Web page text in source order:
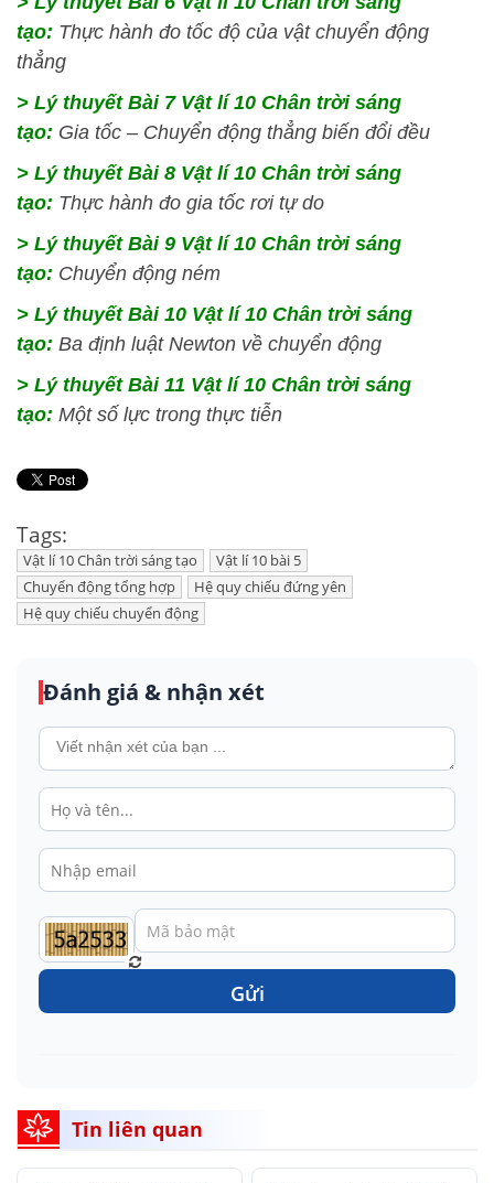
tạo: Thực hành đo tốc độ của vật chuyển động
thẳng
> Lý thuyết Bài 7 Vật lí 10 Chân trời sáng
tạo: Gia tốc – Chuyển động thẳng biến đổi đều
> Lý thuyết Bài 8 Vật lí 10 Chân trời sáng
tạo: Thực hành đo gia tốc rơi tự do
> Lý thuyết Bài 9 Vật lí 10 Chân trời sáng
tạo: Chuyển động ném
> Lý thuyết Bài 10 Vật lí 10 Chân trời sáng
tạo: Ba định luật Newton về chuyển động
> Lý thuyết Bài 11 Vật lí 10 Chân trời sáng
tạo: Một số lực trong thực tiễn
Tags:
Vật lí 10 Chân trời sáng tạo
Vật lí 10 bài 5
Chuyển động tổng hợp
Hệ quy chiếu đứng yên
Hệ quy chiếu chuyển động
Đánh giá & nhận xét
Gửi
Tin liên quan